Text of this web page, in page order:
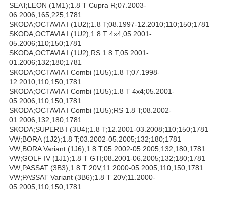
SEAT;LEON (1M1);1.8 T Cupra R;07.2003-
06.2006;165;225;1781
SKODA;OCTAVIA I (1U2);1.8 T;08.1997-12.2010;110;150;1781
SKODA;OCTAVIA I (1U2);1.8 T 4x4;05.2001-
05.2006;110;150;1781
SKODA;OCTAVIA I (1U2);RS 1.8 T;05.2001-
01.2006;132;180;1781
SKODA;OCTAVIA I Combi (1U5);1.8 T;07.1998-
12.2010;110;150;1781
SKODA;OCTAVIA I Combi (1U5);1.8 T 4x4;05.2001-
05.2006;110;150;1781
SKODA;OCTAVIA I Combi (1U5);RS 1.8 T;08.2002-
01.2006;132;180;1781
SKODA;SUPERB I (3U4);1.8 T;12.2001-03.2008;110;150;1781
VW;BORA (1J2);1.8 T;03.2002-05.2005;132;180;1781
VW;BORA Variant (1J6);1.8 T;05.2002-05.2005;132;180;1781
VW;GOLF IV (1J1);1.8 T GTI;08.2001-06.2005;132;180;1781
VW;PASSAT (3B3);1.8 T 20V;11.2000-05.2005;110;150;1781
VW;PASSAT Variant (3B6);1.8 T 20V;11.2000-
05.2005;110;150;1781